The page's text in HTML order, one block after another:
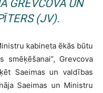
GREVCOVA UN
(JV).
kabineta ēkās būtu
Grevcova
Saeimas un valdības
Saeimas un Ministru